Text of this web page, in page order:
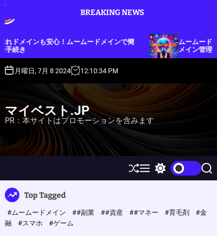
o
BREAKING NEWS
ームードメインで簡
ムームードメインで複数アカウン
メイン管理をもっとスマートに！
月曜日, 7月 8 2024 12:10:35 PM
マイベスト.JP
PR：本サイトはプロモーションを含みます
S
h
e
M
e w
h
S
e
h
Top Tagged
#ムームードメイン ##副業 ##資産 ##マネー #育毛剤
#金
融
#スマホ #ゲーム